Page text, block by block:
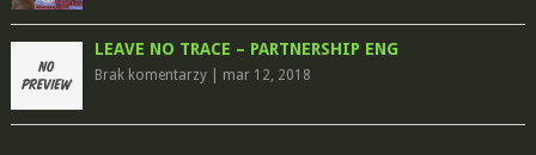
LEAVE NO TRACE – PARTNERSHIP ENG
Brak komentarzy| mar 12, 2018